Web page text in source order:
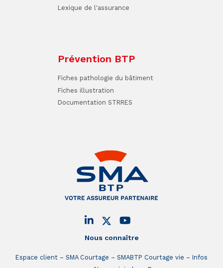
Nous connaître
Espace client SMA Courtage SMABTP Courtage vie
Infos
Lexique de l'assurance
Prévention BTP
Fiches pathologie du bâtiment
Fiches illustration
Documentation STRRES